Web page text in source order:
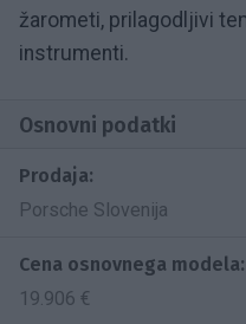
žarometi, prilagodljivi
instrumenti.
Osnovni podatki
Prodaja:
Porsche Slovenija
Cena osnovnega modela:
19.906 €